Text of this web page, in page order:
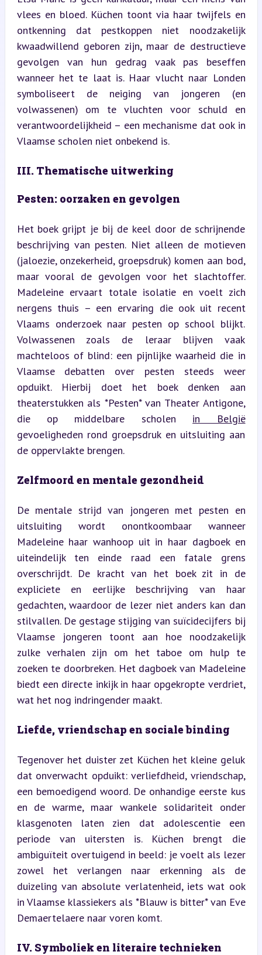
vlees en bloed. Küchen toont via haar twijfels en
ontkenning dat pestkoppen niet noodzakelijk
kwaadwillend geboren zijn, maar de destructieve
gevolgen van hun gedrag vaak pas beseffen
wanneer het te laat is. Haar vlucht naar Londen
symboliseert de neiging van jongeren (en
volwassenen) om te vluchten voor schuld en
verantwoordelijkheid – een mechanisme dat ook in
Vlaamse scholen niet onbekend is.
III. Thematische uitwerking
Pesten: oorzaken en gevolgen
Het boek grijpt je bij de keel door de schrijnende
beschrijving van pesten. Niet alleen de motieven
(jaloezie, onzekerheid, groepsdruk) komen aan bod,
maar vooral de gevolgen voor het slachtoffer.
Madeleine ervaart totale isolatie en voelt zich
nergens thuis – een ervaring die ook uit recent
Vlaams onderzoek naar pesten op school blijkt.
Volwassenen zoals de leraar blijven vaak
machteloos of blind: een pijnlijke waarheid die in
Vlaamse debatten over pesten steeds weer
opduikt. Hierbij doet het boek denken aan
theaterstukken als *Pesten* van Theater Antigone,
die op middelbare scholen in België
gevoeligheden rond groepsdruk en uitsluiting aan
de oppervlakte brengen.
Zelfmoord en mentale gezondheid
De mentale strijd van jongeren met pesten en
uitsluiting wordt onontkoombaar wanneer
Madeleine haar wanhoop uit in haar dagboek en
uiteindelijk ten einde raad een fatale grens
overschrijdt. De kracht van het boek zit in de
expliciete en eerlijke beschrijving van haar
gedachten, waardoor de lezer niet anders kan dan
stilvallen. De gestage stijging van suïcidecijfers bij
Vlaamse jongeren toont aan hoe noodzakelijk
zulke verhalen zijn om het taboe om hulp te
zoeken te doorbreken. Het dagboek van Madeleine
biedt een directe inkijk in haar opgekropte verdriet,
wat het nog indringender maakt.
Liefde, vriendschap en sociale binding
Tegenover het duister zet Küchen het kleine geluk
dat onverwacht opduikt: verliefdheid, vriendschap,
een bemoedigend woord. De onhandige eerste kus
en de warme, maar wankele solidariteit onder
klasgenoten laten zien dat adolescentie een
periode van uitersten is. Küchen brengt die
ambiguïteit overtuigend in beeld: je voelt als lezer
zowel het verlangen naar erkenning als de
duizeling van absolute verlatenheid, iets wat ook
in Vlaamse klassiekers als *Blauw is bitter* van Eve
Demaertelaere naar voren komt.
IV. Symboliek en literaire technieken